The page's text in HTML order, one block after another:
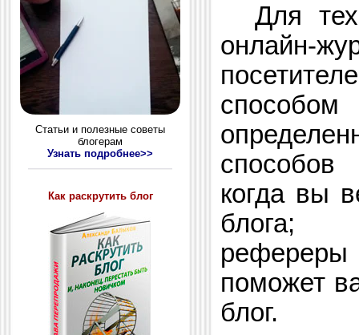
Статьи и полезные советы
блогерам
Узнать подробнее>>
Как раскрутить блог
Для
онлайн-
способов
когда вы
блога;
поможет
блог.